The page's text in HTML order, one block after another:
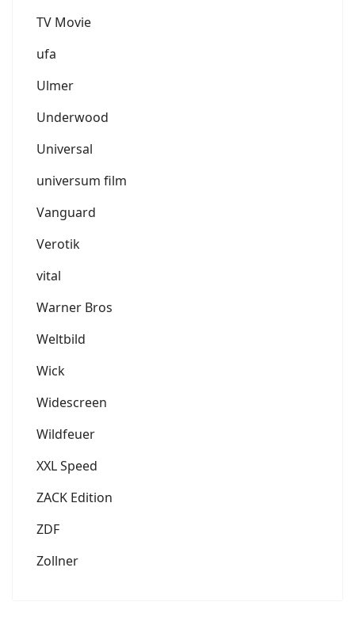
TV Movie
ufa
Ulmer
Underwood
Universal
universum film
Vanguard
Verotik
vital
Warner Bros
Weltbild
Wick
Widescreen
Wildfeuer
XXL Speed
ZACK Edition
ZDF
Zollner